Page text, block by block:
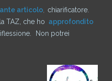
articolo,
chiarificatore.
TAZ, che ho approfondito
Non potrei